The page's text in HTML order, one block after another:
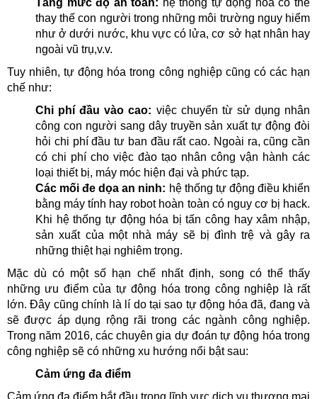
Tăng mức độ an toàn: hệ thống tự động hóa có thể
thay thế con người trong những môi trường nguy hiểm
như ở dưới nước, khu vực có lửa, cơ sở hạt nhân hay
ngoài vũ trụ,v.v.
Tuy nhiên, tự động hóa trong công nghiệp cũng có các hạn
chế như:
Chi phí đầu vào cao: việc chuyển từ sử dụng nhân
công con người sang dây truyền sản xuất tự động đòi
hỏi chi phí đầu tư ban đầu rất cao. Ngoài ra, cũng cần
có chi phí cho việc đào tạo nhân công vận hành các
loại thiết bị, máy móc hiện đại và phức tạp.
Các mối đe dọa an ninh: hệ thống tự động điều khiển
bằng máy tính hay robot hoàn toàn có nguy cơ bị hack.
Khi hệ thống tự động hóa bị tấn công hay xâm nhập,
sản xuất của một nhà máy sẽ bị đình trệ và gây ra
những thiệt hại nghiêm trọng.
Mặc dù có một số hạn chế nhất định, song có thể thấy
những ưu điểm của tự động hóa trong công nghiệp là rất
lớn. Đây cũng chính là lí do tại sao tự động hóa đã, đang và
sẽ được áp dụng rộng rãi trong các ngành công nghiệp.
Trong năm 2016, các chuyên gia dự đoán tự động hóa trong
công nghiệp sẽ có những xu hướng nổi bật sau:
Cảm ứng đa điểm
Cảm ứng đa điểm bắt đầu trong lĩnh vực dịch vụ thương mại